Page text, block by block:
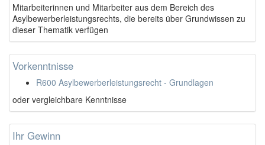
Mitarbeiterinnen und Mitarbeiter aus dem Bereich des
Asylbewerberleistungsrechts, die bereits über Grundwissen zu
dieser Thematik verfügen
Vorkenntnisse
R600 Asylbewerberleistungsrecht - Grundlagen
oder vergleichbare Kenntnisse
Ihr Gewinn